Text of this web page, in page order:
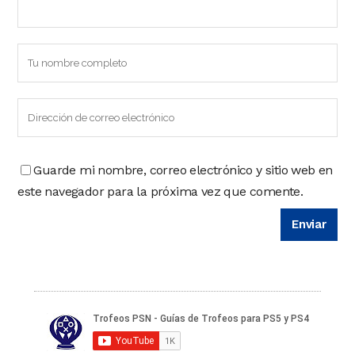
Guarde mi nombre, correo electrónico y sitio web en
este navegador para la próxima vez que comente.